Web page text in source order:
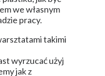
we własnym
pracy.
takimi
wyrzucać użyj
jak z